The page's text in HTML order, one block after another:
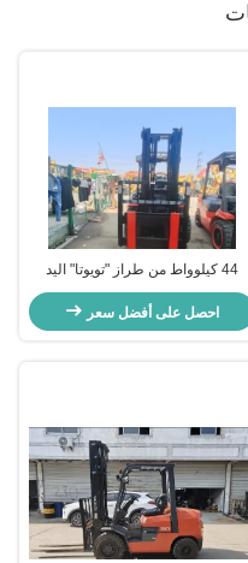
44 كيلوواط من طراز "تويوتا" اليد
الثانية للشاحنة الديزل ذات القدرة على
حمل 5 طن
احصل على أفضل سعر